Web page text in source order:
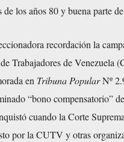
de los años 80 y buena parte
recordación la
Trabajadores de Venezuela
en Tribuna PopularNº
“bono compensatorio”
cuando la Corte
por la CUTV y otras